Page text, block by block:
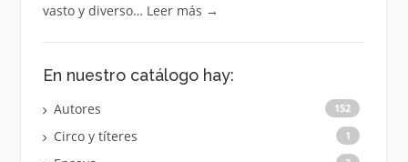
vasto y diverso… Leer más →
En nuestro catálogo hay:
Autores 152
Circo y títeres 1